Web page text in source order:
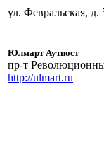
ул. Февральская,
Юлмарт Аутпост
пр-т
http://ulmart.ru